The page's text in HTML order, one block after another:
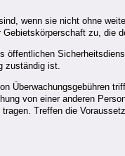
wenn sie nicht ohne
zu, die
öffentlichen
zuständig ist.
Überwachungsgebühren
von einer anderen
Treffen die